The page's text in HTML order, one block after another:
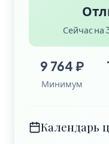
Сейчас на
9 764 ₽
Минимум
Календарь